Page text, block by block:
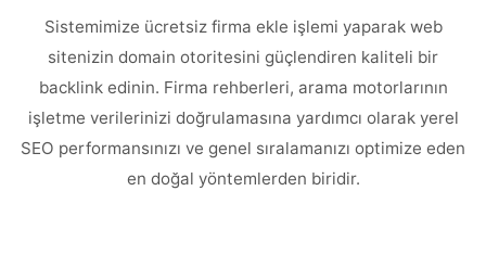
Sistemimize ücretsiz firma ekle işlemi yaparak web
sitenizin domain otoritesini güçlendiren kaliteli bir
backlink edinin. Firma rehberleri, arama motorlarının
işletme verilerinizi doğrulamasına yardımcı olarak yerel
SEO performansınızı ve genel sıralamanızı optimize eden
en doğal yöntemlerden biridir.